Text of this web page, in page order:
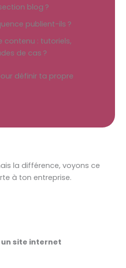
blog ?
publient-ils ?
contenu : tutoriels,
de cas ?
définir ta propre
la différence, voyons ce
à ton entreprise.
un site internet